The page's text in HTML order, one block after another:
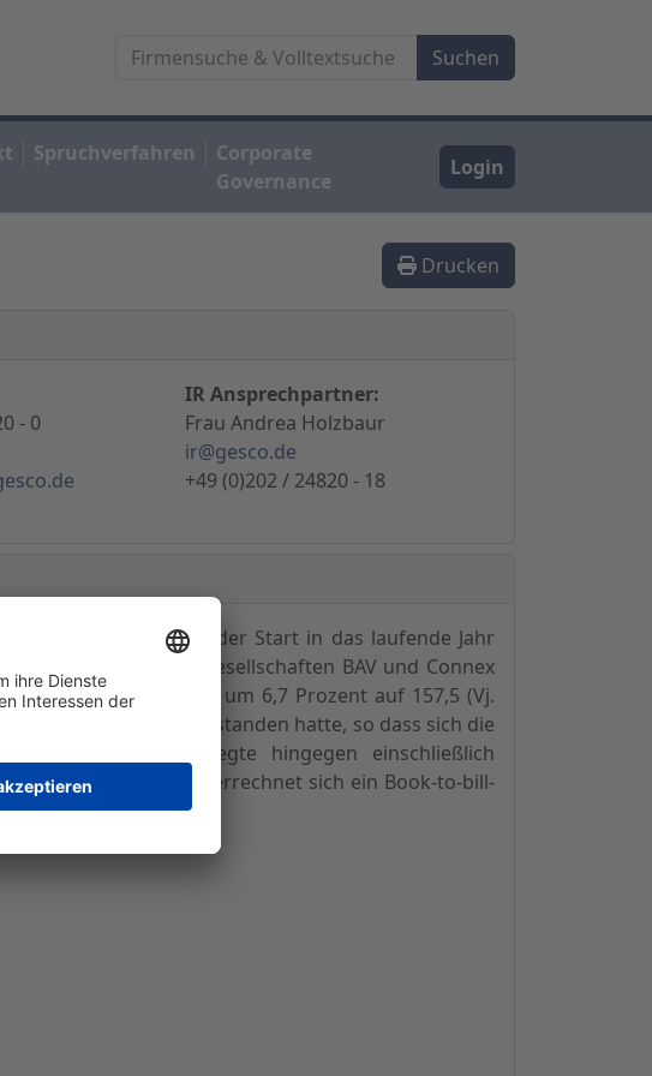
Spruchverfahren
Corporate
Governance
Login
Drucken
- 0
IR Ansprechpartner:
Frau Andrea Holzbaur
ir@gesco.de
+49 (0)202 / 24820 - 18
konnte, verlief auch der Start in das laufende Jahr
Gruppe zählenden Gesellschaften BAV und Connex
ersten drei Monaten um 6,7 Prozent auf 157,5 (Vj.
in den Büchern gestanden hatte, so dass sich die
Konzernumsatz legte hingegen einschließlich
zu. Auf dieser Basis errechnet sich ein Book-to-bill-